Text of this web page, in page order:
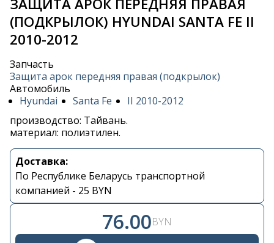
ЗАЩИТА АРОК ПЕРЕДНЯЯ ПРАВАЯ
(ПОДКРЫЛОК) HYUNDAI SANTA FE II
2010-2012
Запчасть
Защита арок передняя правая (подкрылок)
Автомобиль
Hyundai
Santa Fe
II 2010-2012
производство: Тайвань.
материал: полиэтилен.
Доставка:
По Республике Беларусь транспортной
компанией - 25 BYN
76.00BYN
Контакты
+375 29 870 15 80
Viber